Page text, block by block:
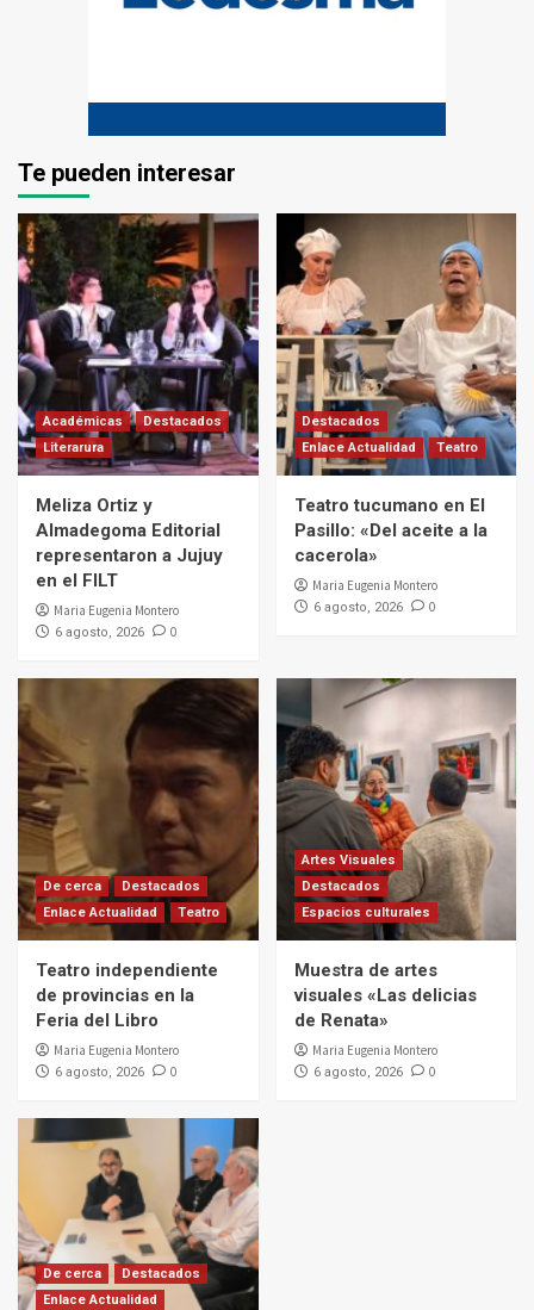
Te pueden interesar
Académicas
Destacados
Literarura
Meliza Ortiz y
Almadegoma Editorial
representaron a Jujuy
en el FILT
Maria Eugenia Montero
6 agosto, 2026 0
Destacados
Enlace Actualidad
Teatro
Teatro tucumano en El
Pasillo: «Del aceite a la
cacerola»
Maria Eugenia Montero
6 agosto, 2026 0
De cerca
Destacados
Enlace Actualidad
Teatro
Teatro independiente
de provincias en la
Feria del Libro
Maria Eugenia Montero
6 agosto, 2026 0
Artes Visuales
Destacados
Espacios culturales
Muestra de artes
visuales «Las delicias
de Renata»
Maria Eugenia Montero
6 agosto, 2026 0
De cerca
Destacados
Enlace Actualidad